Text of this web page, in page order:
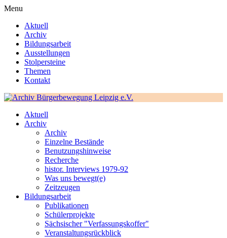
Menu
Aktuell
Archiv
Bildungsarbeit
Ausstellungen
Stolpersteine
Themen
Kontakt
Aktuell
Archiv
Archiv
Einzelne Bestände
Benutzungshinweise
Recherche
histor. Interviews 1979-92
Was uns bewegt(e)
Zeitzeugen
Bildungsarbeit
Publikationen
Schülerprojekte
Sächsischer "Verfassungskoffer"
Veranstaltungsrückblick